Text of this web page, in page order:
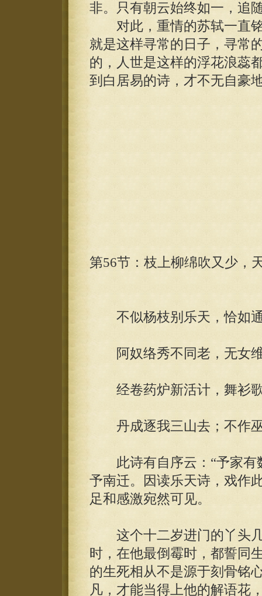
非。只有朝云始终如一，追
对此，重情的苏轼一直铭
就是这样寻常的日子，寻常
的，人世是这样的浮花浪蕊
到白居易的诗，才不无自
第56节：枝上柳绵吹又少，
不似杨枝别乐天，恰如
阿奴络秀不同老，无女
经卷药炉新活计，舞衫
丹成逐我三山去；不作
此诗有自序云：“予家有
予南迁。因读乐天诗，戏作
足和感激宛然可见。
这个十二岁进门的丫头几
时，在他最倒霉时，都誓同
的生死相从不是源于刻骨铭
凡，才能当得上他的解语花